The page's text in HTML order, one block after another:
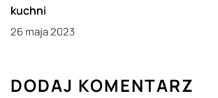
kuchni
26 maja 2023
DODAJ KOMENTARZ